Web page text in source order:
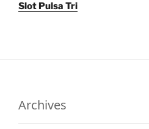
Slot Pulsa Tri
Archives